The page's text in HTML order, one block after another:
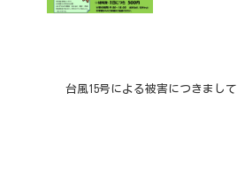
台風15号による被害につきまして